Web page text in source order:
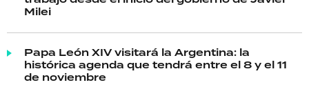
Milei
Papa León XIV visitará la Argentina: la
histórica agenda que tendrá entre el 8 y el 11
de noviembre